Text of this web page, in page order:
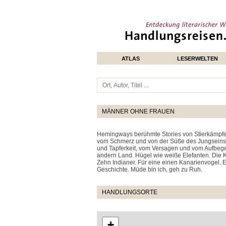
ATLAS LESERWELTEN
MÄNNER OHNE FRAUEN
Hemingways berühmte Stories von
vom Schmerz und von der Süße des
und Tapferkeit, vom Versagen und vom
andern Land. Hügel wie weiße Elefanten. Die
Zehn Indianer. Für eine einen Kanarienvogel.
Geschichte. Müde bin ich, geh zu Ruh.
HANDLUNGSORTE